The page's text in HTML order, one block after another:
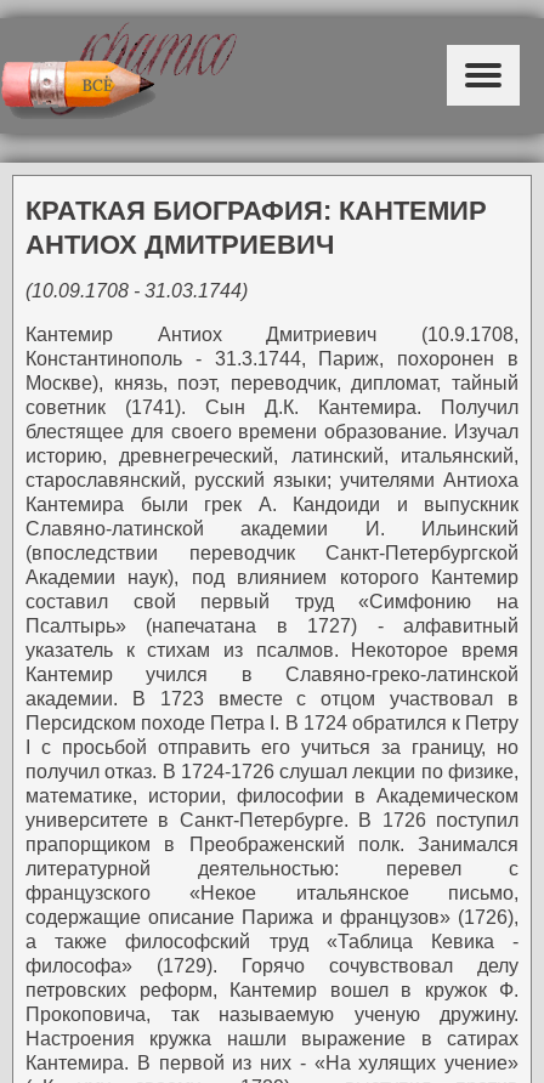
КРАТКАЯ БИОГРАФИЯ: КАНТЕМИР
АНТИОХ ДМИТРИЕВИЧ
(10.09.1708 - 31.03.1744)
Кантемир Антиох Дмитриевич (10.9.1708,
Константинополь - 31.3.1744, Париж, похоронен в
Москве), князь, поэт, переводчик, дипломат, тайный
советник (1741). Сын Д.К. Кантемира. Получил
блестящее для своего времени образование. Изучал
историю, древнегреческий, латинский, итальянский,
старославянский, русский языки; учителями Антиоха
Кантемира были грек А. Кандоиди и выпускник
Славяно-латинской академии И. Ильинский
(впоследствии переводчик Санкт-Петербургской
Академии наук), под влиянием которого Кантемир
составил свой первый труд «Симфонию на
Псалтырь» (напечатана в 1727) - алфавитный
указатель к стихам из псалмов. Некоторое время
Кантемир учился в Славяно-греко-латинской
академии. В 1723 вместе с отцом участвовал в
Персидском походе Петра I. В 1724 обратился к Петру
I с просьбой отправить его учиться за границу, но
получил отказ. В 1724-1726 слушал лекции по физике,
математике, истории, философии в Академическом
университете в Санкт-Петербурге. В 1726 поступил
прапорщиком в Преображенский полк. Занимался
литературной деятельностью: перевел с
французского «Некое итальянское письмо,
содержащие описание Парижа и французов» (1726),
а также философский труд «Таблица Кевика -
философа» (1729). Горячо сочувствовал делу
петровских реформ, Кантемир вошел в кружок Ф.
Прокоповича, так называемую ученую дружину.
Настроения кружка нашли выражение в сатирах
Кантемира. В первой из них - «На хулящих учение»